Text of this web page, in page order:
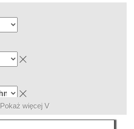
Pokaż więcej V